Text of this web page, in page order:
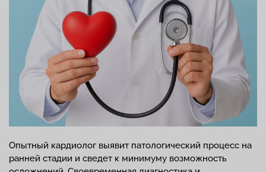
Опытный кардиолог выявит патологический процесс на
ранней стадии и сведет к минимуму возможность